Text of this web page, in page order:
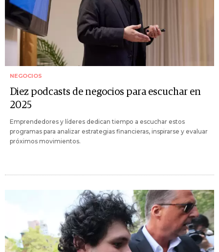
NEGOCIOS
Diez podcasts de negocios para escuchar en
2025
Emprendedores y líderes dedican tiempo a escuchar estos
programas para analizar estrategias financieras, inspirarse y evaluar
próximos movimientos.